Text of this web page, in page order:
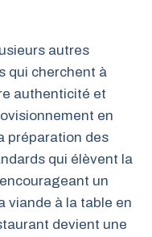
autres
qui cherchent à
authenticité et
en
préparation des
qui élèvent la
un
viande à la table en
devient une